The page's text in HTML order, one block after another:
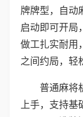
牌牌型，自动
启动即可开局
做工扎实耐用
之间约局，轻
普通麻将
上手，支持